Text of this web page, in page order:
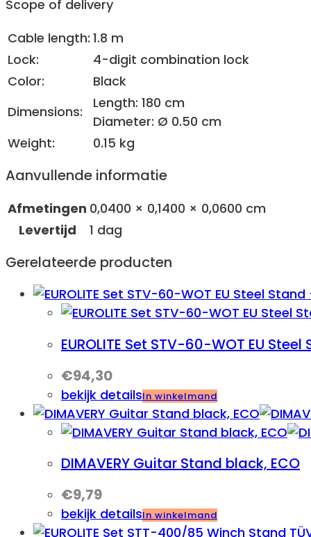
Scope of delivery
Cable length: 1.8 m
Lock:
4-digit combination lock
Color:
Black
Dimensions:
Length: 180 cm
Diameter: Ø 0.50 cm
Weight:
0.15 kg
Aanvullende informatie
Afmetingen 0,0400 × 0,1400 × 0,0600 cm
Levertijd
1 dag
Gerelateerde producten
EUROLITE Set STV-60-WOT EU
€94,30
bekijk detailsIn winkelmand
DIMAVERY Guitar Stand black, ECO
€9,79
bekijk detailsIn winkelmand